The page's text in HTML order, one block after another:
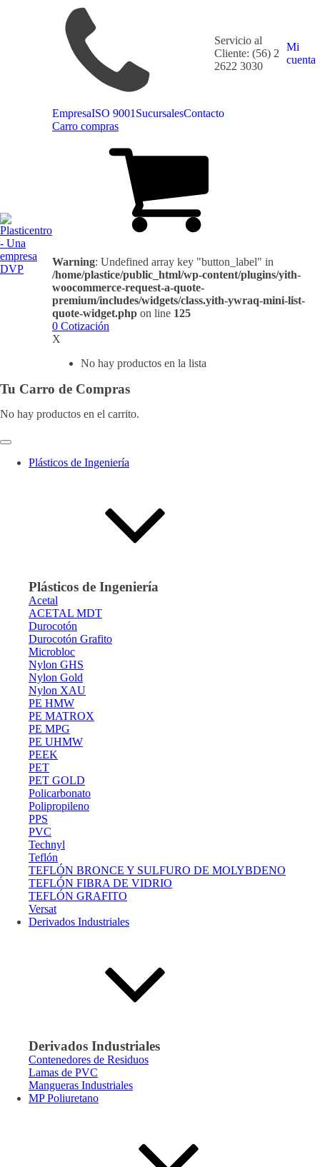
Servicio al
Cliente: (56) 2
2622 3030
Mi
cuenta
EmpresaISO 9001 SucursalesContacto
Carro compras
Warning: Undefined array key "button_label" in
/home/plastice/public_html/wp-content/plugins/yith-
woocommerce-request-a-quote-
premium/includes/widgets/class.yith-ywraq-mini-list-
quote-widget.php on line 125
0 Cotización
X
No hay productos en la lista
Tu Carro de Compras
No hay productos en el carrito.
Plásticos de Ingeniería
Plásticos de Ingeniería
Acetal
ACETAL MDT
Durocotón
Durocotón Grafito
Microbloc
Nylon GHS
Nylon Gold
Nylon XAU
PE HMW
PE MATROX
PE MPG
PE UHMW
PEEK
PET
PET GOLD
Policarbonato
Polipropileno
PPS
PVC
Technyl
Teflón
TEFLÓN BRONCE Y SULFURO DE MOLYBDENO
TEFLÓN FIBRA DE VIDRIO
TEFLÓN GRAFITO
Versat
Derivados Industriales
Derivados Industriales
Contenedores de Residuos
Lamas de PVC
Mangueras Industriales
MP Poliuretano